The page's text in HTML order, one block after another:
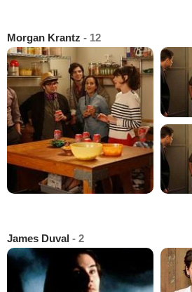
Morgan Krantz - 12
James Duval - 2